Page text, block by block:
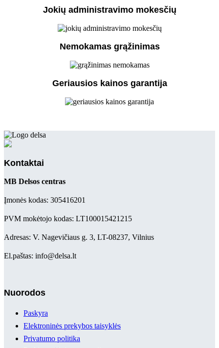
Jokių administravimo mokesčių
Nemokamas grąžinimas
Geriausios kainos garantija
Kontaktai
MB Delsos centras
Įmonės kodas: 305416201
PVM mokėtojo kodas: LT100015421215
Adresas: V. Nagevičiaus g. 3, LT-08237, Vilnius
El.paštas: info@delsa.lt
Nuorodos
Paskyra
Elektroninės prekybos taisyklės
Privatumo politika